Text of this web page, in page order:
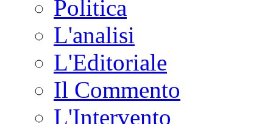
Politica
L'analisi
L'Editoriale
Il Commento
L'Intervento